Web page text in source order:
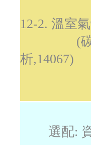
12-2. 溫室
(碳足
析,14067)
選配: 資